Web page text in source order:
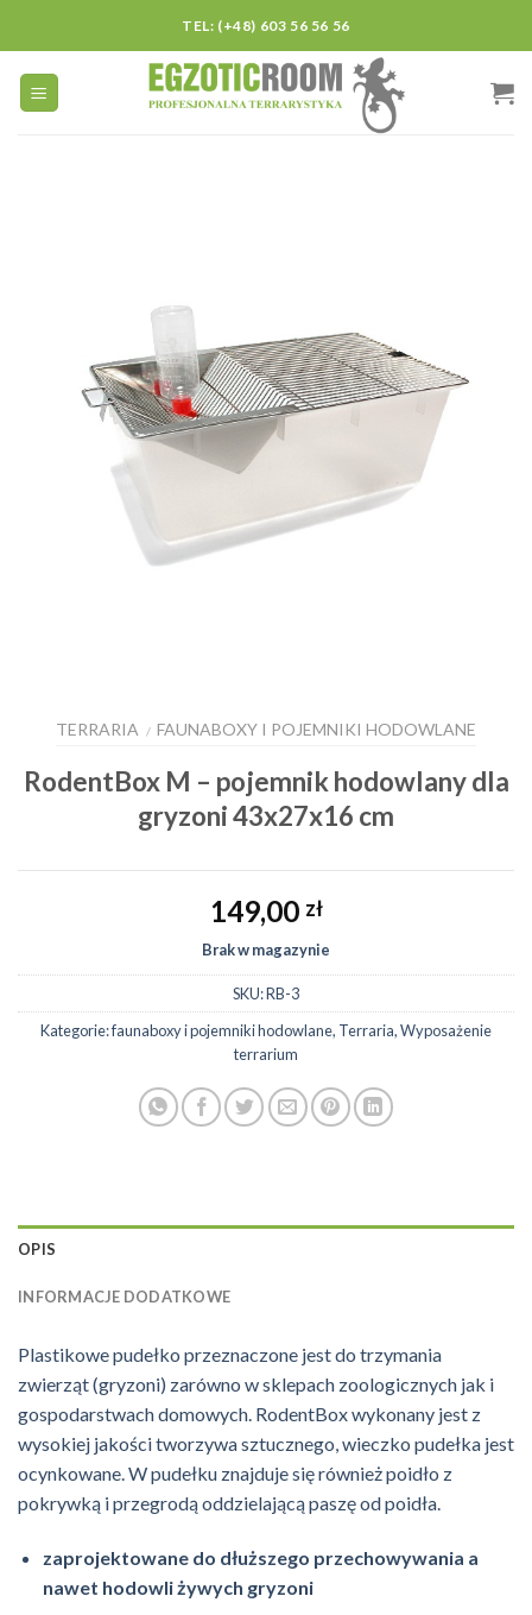
content
TEL: (+48) 603 56 56 56
TERRARIA / FAUNABOXY I POJEMNIKI HODOWLANE
RodentBox M – pojemnik hodowlany dla
gryzoni 43x27x16 cm
149,00 zł
Brak w magazynie
SKU:RB-3
Kategorie:faunaboxy i pojemniki hodowlane, Terraria,Wyposażenie
terrarium
OPIS
INFORMACJE DODATKOWE
Plastikowe pudełko przeznaczone jest do trzymania
zwierząt (gryzoni) zarówno w sklepach zoologicznych jak i
gospodarstwach domowych. RodentBox wykonany jest z
wysokiej jakości tworzywa sztucznego, wieczko pudełka jest
ocynkowane. W pudełku znajduje się również poidło z
pokrywką i przegrodą oddzielającą paszę od poidła.
zaprojektowane do dłuższego przechowywania a
nawet hodowli żywych gryzoni